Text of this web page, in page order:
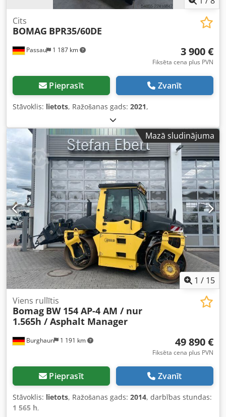
citas iekārtu iespējas? Mēs piedāvājam noderīgus rīkus un
resursus visiem iekārtu īpašniekiem un operatoriem – tos
ir viegli atrast mūsu platformā.
Passau 1 187 km
Cits
BOMAG BPR35/60DE
3 900 €
Fiksēta cena plus PVN
Pieprasīt Zvanīt
Stāvoklis: lietots, Ražošanas gads: 2021,
Mazā sludinājuma
1 / 15
Burghaun 1 191 km
Viens rullītis
Bomag BW 154 AP-4 AM / nur
1.565h / Asphalt Manager
49 890 €
Fiksēta cena plus PVN
Pieprasīt Zvanīt
Stāvoklis: lietots, Ražošanas gads: 2014, darbības stundas:
1 565 h,